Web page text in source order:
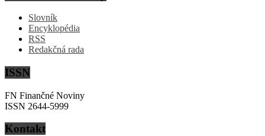
Slovník
Encyklopédia
RSS
Redakčná rada
ISSN
FN Finančné Noviny
ISSN 2644-5999
Kontakt